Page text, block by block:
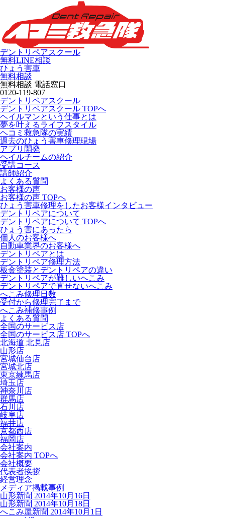
デントリペアスクール
無料LINE相談
ひょう害車
無料相談
無料相談 電話窓口
0120-119-807
デントリペアスクール
デントリペアスクール TOPへ
ヘイルマンという仕事とは
夢を叶えるライフスタイル
ヘコミ救急隊の実績
過去のひょう害車修理現場
アプリ開発
ヘイルチームの紹介
受講コース
講師紹介
よくある質問
お客様の声
お客様の声 TOPへ
ひょう害車修理をしたお客様インタビュー
デントリペアについて
デントリペアについて TOPへ
ひょう害にあったら
個人のお客様へ
自動車業界のお客様へ
デントリペアとは
デントリペア修理方法
板金塗装とデントリペアの違い
デントリペアが難しいへこみ
デントリペアで直せないへこみ
へこみ修理日数
受付から修理完了まで
へこみ補修事例
よくある質問
全国のサービス店
全国のサービス店 TOPへ
北海道 北見店
山形店
宮城仙台店
宮城北店
東京練馬店
埼玉店
神奈川店
群馬店
石川店
岐阜店
福井店
京都西店
福岡店
会社案内
会社案内 TOPへ
会社概要
代表者挨拶
経営理念
メディア掲載事例
山形新聞 2014年10月16日
山形新聞 2014年10月18日
へこみ屋新聞 2014年10月1日